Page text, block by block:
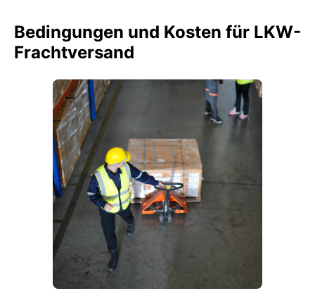
Bedingungen und Kosten für LKW-
Frachtversand